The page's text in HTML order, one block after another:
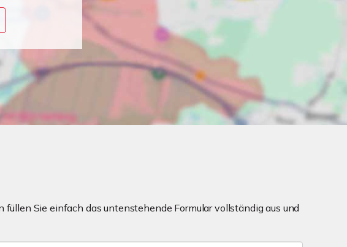
Sie einfach das untenstehende Formular vollständig aus und